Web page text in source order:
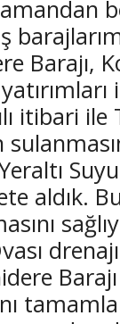
Barajı,
itibari ile
Suyu
aldık.